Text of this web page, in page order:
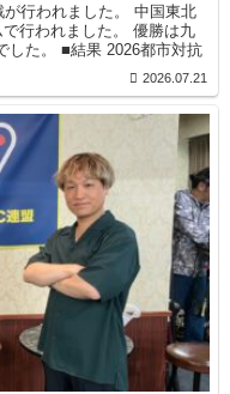
行われました。 中国東北
行われました。 優勝は九
した。 ■結果 2026都市対抗
2026.07.21